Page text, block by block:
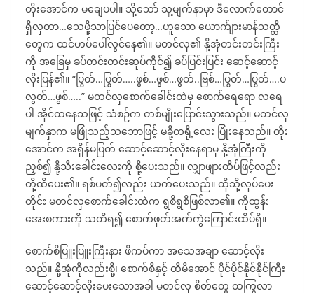
တိုးအောင်က မချေပပါ။ သို့သော် သူ့မျက်နှာမှာ ဒီလောက်တောင်
ရှိလှတာ…သေဖို့သာပြင်ပေတော့…ဟူသော ယောက်ျားမာန်သတ္တိ
တွေက ထင်ဟပ်ပေါ်လွင်နေ၏။ မတင်လှ၏ နို့အုံတင်းတင်းကြီး
ကို အခြေမှ ခပ်တင်းတင်းဆုပ်ကိုင်၍ ခပ်ပြင်းပြင်း ဆေင့်ဆောင့်
လိုးပြန်၏။ “ပြွတ်…ပြွတ်…..ဖွစ်…ဖွစ်…ဖွတ်..ဗြစ်…ပြွတ်…ပြွတ်….ပ
လွတ်…ဖွစ်…..” မတင်လှစောက်ခေါင်းထဲမှ စောက်ရေရော လရေ
ပါ အိုင်ထနေသဖြင့် သံစဉ်က တစ်မျိုးပြောင်းသွားသည်။ မတင်လှ
မျက်နှာက မဖြုံသည့်သဘောဖြင့် မခို့တရို့လေး ပြုံးနေသည်။ တိုး
အောင်က အရှိန်မပြတ် ဆောင့်ဆောင့်လိုးနေရာမှ နို့အုံကြီးကို
ညှစ်၍ နို့သီးခေါင်းလေးကို စို့ပေးသည်။ လျှာဖျားထိပ်ဖြင့်လည်း
တို့ထိပေး၏။ ရစ်ပတ်၍လည်း ယက်ပေးသည်။ ထိုသို့လုပ်ပေး
တိုင်း မတင်လှစောက်ခေါင်းထဲက ရွစိရွစိဖြစ်လာ၏။ ကိုထွန်း
အေးစကားကို သတိရ၍ စောက်ဖုတ်အက်ကွဲကြောင်းထိပ်ရှိ။
စောက်စိပြူးပြူးကြီးနား ဖိကပ်ကာ အသေအချာ ဆောင့်လိုး
သည်။ နို့အုံကိုလည်းစို့၊ စောက်စိနှင့် ထိမိအောင် ပိုင်ပိုင်နိုင်နိုင်ကြီး
ဆောင့်ဆောင့်လိုးပေးသောအခါ မတင်လှ စိတ်တွေ ထကြွလာ